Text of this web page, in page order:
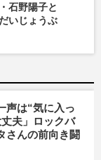
石野陽子と
いじょうぶ
声は“気に入っ
夫」ロックバ
さんの前向き闘